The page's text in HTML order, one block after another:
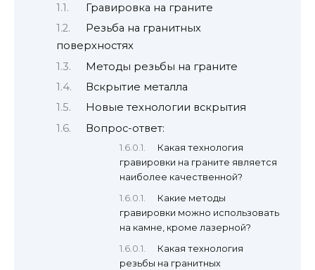
Гравировка на граните
Резьба на гранитных
поверхностях
Методы резьбы на граните
Вскрытие металла
Новые технологии вскрытия
Вопрос-ответ:
Какая технология
гравировки на граните является
наиболее качественной?
Какие методы
гравировки можно использовать
на камне, кроме лазерной?
Какая технология
резьбы на гранитных